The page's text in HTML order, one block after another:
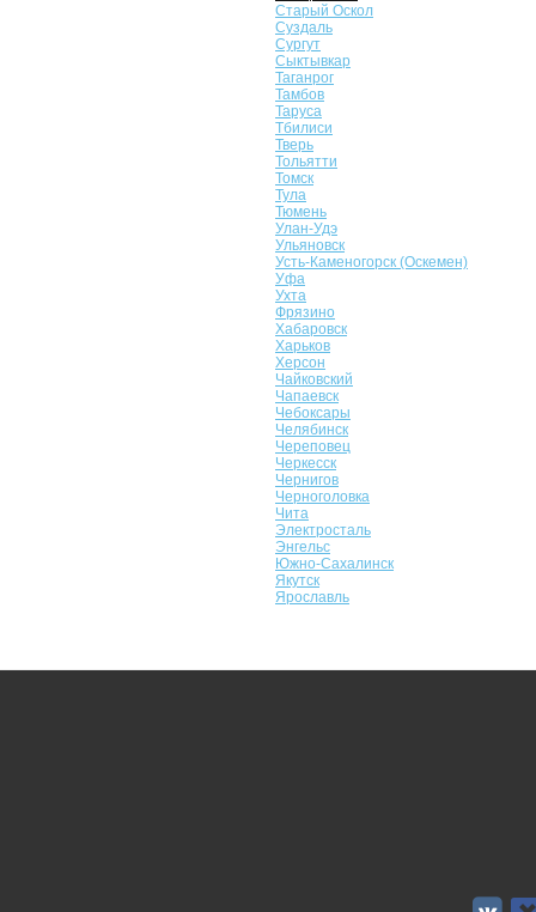
Старый Оскол
Суздаль
Сургут
Сыктывкар
Таганрог
Тамбов
Таруса
Тбилиси
Тверь
Тольятти
Томск
Тула
Тюмень
Улан-Удэ
Ульяновск
Усть-Каменогорск (Оскемен)
Уфа
Ухта
Фрязино
Хабаровск
Харьков
Херсон
Чайковский
Чапаевск
Чебоксары
Челябинск
Череповец
Черкесск
Чернигов
Черноголовка
Чита
Электросталь
Энгельс
Южно-Сахалинск
Якутск
Ярославль